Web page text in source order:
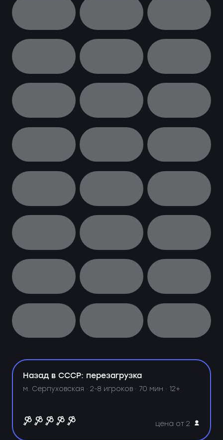
Назад в СССР: перезагрузка
м. Серпуховская ·2-8 игроков · 70 мин · 12+
цена от 2